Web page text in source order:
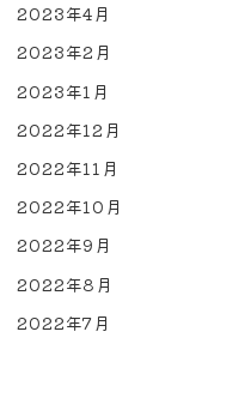
2023年4月
2023年2月
2023年1月
2022年12月
2022年11月
2022年10月
2022年9月
2022年8月
2022年7月